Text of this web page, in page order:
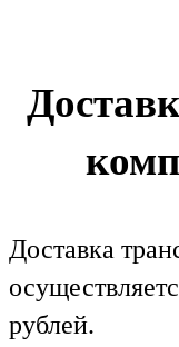
Доставка
рублей.